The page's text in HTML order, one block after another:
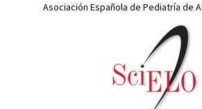
Asociación Española de Pediatría de